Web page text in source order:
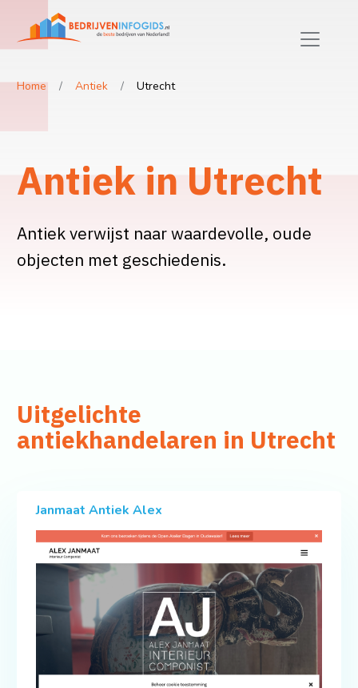
Home Antiek Utrecht
Antiek in Utrecht
Antiek verwijst naar waardevolle, oude
objecten met geschiedenis.
Uitgelichte
antiekhandelaren in Utrecht
Janmaat Antiek Alex